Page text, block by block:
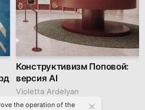
Конструктивизм Поповой:
версия AI
Violetta Ardelyan
the operation of the